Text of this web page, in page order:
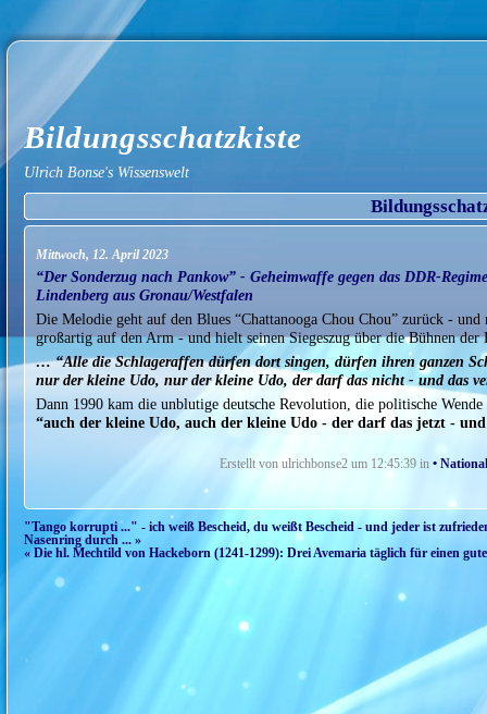
Bildungsschatzkiste
Ulrich Bonse's Wissenswelt
Mittwoch, 12. April 2023
“Der Sonderzug nach Pankow” - Geheimwaffe gegen das DDR-
Lindenberg aus Gronau/Westfalen
Die Melodie geht auf den Blues “Chattanooga Chou Chou” zurück -
großartig auf den Arm - und hielt seinen Siegeszug über die Bühnen
… “Alle die Schlageraffen dürfen dort singen, dürfen ihren ganzen
nur der kleine Udo, nur der kleine Udo, der darf das nicht - und das
Dann 1990 kam die unblutige deutsche Revolution, die politische
“auch der kleine Udo, auch der kleine Udo - der darf das jetzt -
Erstellt von ulrichbonse2 um 12:45:39 in •
"Tango korrupti ..." - ich weiß Bescheid, du weißt Bescheid - und jeder ist
Nasenring durch ... »
« Die hl. Mechtild von Hackeborn (1241-1299): Drei Avemaria täglich für einen